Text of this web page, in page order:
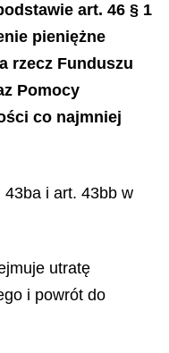
art. 46 § 1
pieniężne
rzecz Funduszu
Pomocy
co najmniej
i art. 43bb w
utratę
i powrót do